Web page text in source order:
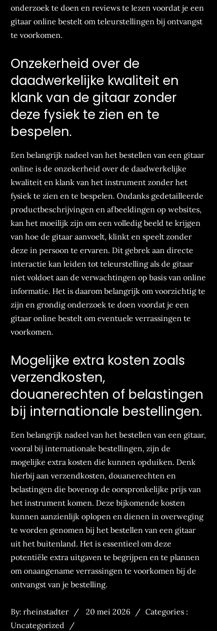
onderzoek te doen en reviews te lezen voordat je een
gitaar online bestelt om teleurstellingen bij ontvangst
te voorkomen.
Onzekerheid over de
daadwerkelijke kwaliteit en
klank van de gitaar zonder
deze fysiek te zien en te
bespelen.
Een belangrijk nadeel van het bestellen van een gitaar
online is de onzekerheid over de daadwerkelijke
kwaliteit en klank van het instrument zonder het
fysiek te zien en te bespelen. Ondanks gedetailleerde
productbeschrijvingen en afbeeldingen op websites,
kan het moeilijk zijn om een volledig beeld te krijgen
van hoe de gitaar aanvoelt, klinkt en speelt zonder
deze in persoon te ervaren. Dit gebrek aan directe
interactie kan leiden tot teleurstelling als de gitaar
niet voldoet aan de verwachtingen op basis van online
informatie. Het is daarom belangrijk om voorzichtig te
zijn en grondig onderzoek te doen voordat je een
gitaar online bestelt om eventuele verrassingen te
voorkomen.
Mogelijke extra kosten zoals
verzendkosten,
douanerechten of belastingen
bij internationale bestellingen.
Een belangrijk nadeel van het bestellen van een gitaar,
vooral bij internationale bestellingen, zijn de
mogelijke extra kosten die kunnen opduiken. Denk
hierbij aan verzendkosten, douanerechten en
belastingen die bovenop de oorspronkelijke prijs van
het instrument komen. Deze bijkomende kosten
kunnen aanzienlijk oplopen en dienen in overweging
te worden genomen bij het bestellen van een gitaar
uit het buitenland. Het is essentieel om deze
potentiële extra uitgaven te begrijpen en te plannen
om onaangename verrassingen te voorkomen bij de
ontvangst van je bestelling.
By:rheinstadter
Posted
20 mei 2026
Categories
Categories :
Uncategorized